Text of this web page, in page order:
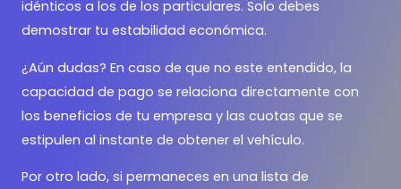
idénticos a los de los particulares. Solo debes
demostrar tu estabilidad económica.
¿Aún dudas? En caso de que no este entendido, la
capacidad de pago se relaciona directamente con
los beneficios de tu empresa y las cuotas que se
estipulen al instante de obtener el vehículo.
Por otro lado, si permaneces en una lista de